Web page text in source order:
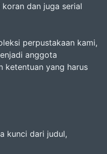
dan juga serial
perpustakaan kami,
anggota
ketentuan yang harus
kunci dari judul,